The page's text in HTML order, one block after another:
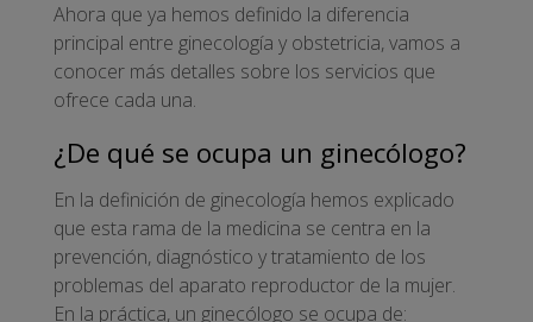
Ahora que ya hemos definido la diferencia
principal entre ginecología y obstetricia, vamos a
conocer más detalles sobre los servicios que
ofrece cada una.
¿De qué se ocupa un ginecólogo?
En la definición de ginecología hemos explicado
que esta rama de la medicina se centra en la
prevención, diagnóstico y tratamiento de los
problemas del aparato reproductor de la mujer.
En la práctica, un ginecólogo se ocupa de: